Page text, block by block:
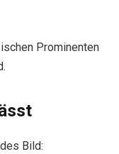
Prominenten
Bild: